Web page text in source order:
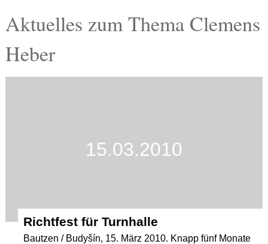
Gesundheit
Kultur
Aktuelles zum Thema Clemens
Heber
15.03.2010
Richtfest für Turnhalle
Bautzen / Budyšín, 15. März 2010. Knapp fünf Monate